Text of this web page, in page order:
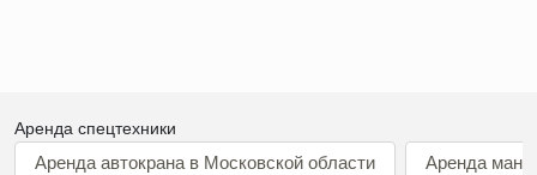
Аренда спецтехники
Аренда автокрана в Московской области Аренда